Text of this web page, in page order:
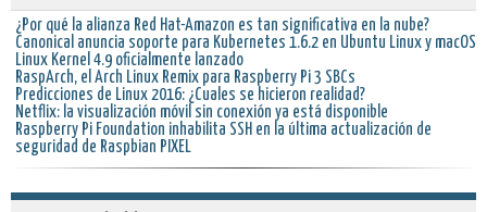
¿Por qué la alianza Red Hat-Amazon es tan significativa en la nube?
Canonical anuncia soporte para Kubernetes 1.6.2 en Ubuntu Linux y macOS
Linux Kernel 4.9 oficialmente lanzado
RaspArch, el Arch Linux Remix para Raspberry Pi 3 SBCs
Predicciones de Linux 2016: ¿Cuales se hicieron realidad?
Netflix: la visualización móvil sin conexión ya está disponible
Raspberry Pi Foundation inhabilita SSH en la última actualización de
seguridad de Raspbian PIXEL